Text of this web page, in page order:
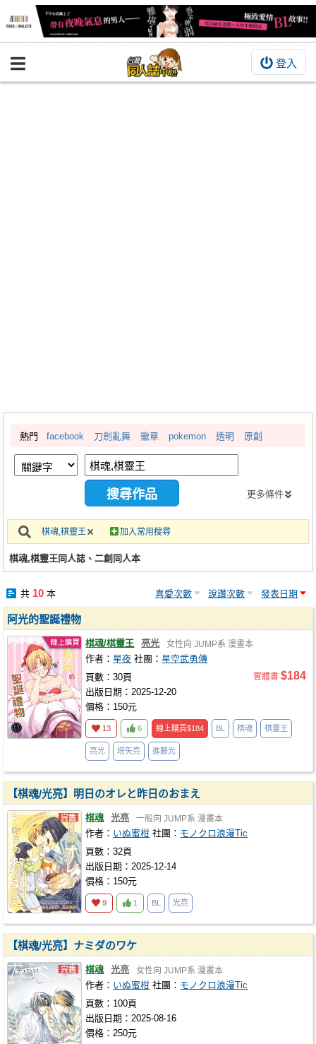
登入
BOOKY書集倉庫
繪圖藝廊
交流中心
攤位轉讓區
會員中心
註冊會員
熱門 facebook 刀劍亂舞 徽章 pokemon 透明 原創
更多條件
棋魂,棋靈王 加入常用搜尋
棋魂,棋靈王同人誌、二創同人本
共 10本 喜愛次數 說讚次數 發表日期
阿光的聖誕禮物
棋魂/棋靈王 亮光 女性向 JUMP系 漫畫本
作者：星夜 社團：星空武勇傳
頁數：30頁
出版日期：2025-12-20
價格：150元
實體書 $184
13 6 線上購買$184 BL 棋魂 棋靈王
亮光 塔矢亮 進藤光
【棋魂/光亮】明日のオレと昨日のおまえ
棋魂 光亮 一般向 JUMP系 漫畫本
作者： いぬ蜜柑 社團： モノクロ浪漫Tic
頁數：32頁
出版日期：2025-12-14
價格：150元
9 1 BL 光亮
【棋魂/光亮】ナミダのワケ
棋魂 光亮 女性向 JUMP系 漫畫本
作者： いぬ蜜柑 社團： モノクロ浪漫Tic
頁數：100頁
出版日期：2025-08-16
價格：250元